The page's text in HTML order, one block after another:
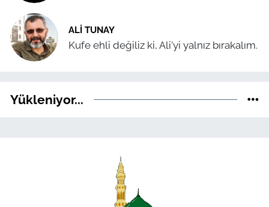
ALI TUNAY
Kufe ehli değiliz ki, Ali'yi yalnız bırakalım.
Yükleniyor...